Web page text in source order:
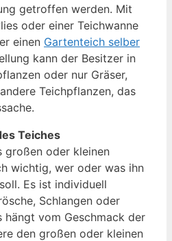
getroffen werden. Mit
oder einer Teichwanne
einen Gartenteich selber
kann der Besitzer in
oder nur Gräser,
Teichpflanzen, das
Teiches
großen oder kleinen
wichtig, wer oder was ihn
Es ist individuell
Schlangen oder
hängt vom Geschmack der
den großen oder kleinen